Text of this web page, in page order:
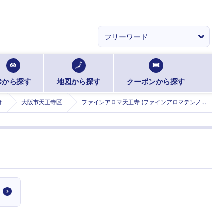
から探す 地図から探す クーポンから探す
大阪市天王寺区 ファインアロマ天王寺 (ファインアロマテンノウジ)